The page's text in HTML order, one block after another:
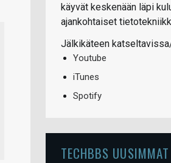
käyvät keskenään läpi
ajankohtaiset
Jälkikäteen
Youtube
iTunes
Spotify
TECHBBS